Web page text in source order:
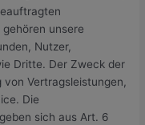
unsere
Nutzer,
Dritte. Der Zweck der
Vertragsleistungen,
Die
sich aus Art. 6